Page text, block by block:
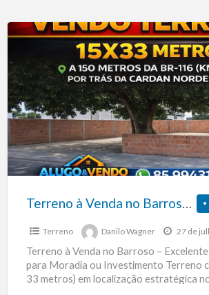
(KM
–
Fortaleza
–
CE
Terreno
Venda
no
Barroso-
KM
08
da
BR-
116,
Rua
Rosita,
Terreno à Venda no Barroso-KM 08 da BR-116, situado na Rua Rosita, S/N, a apenas 150 metros da BR-116, atrás da CARDAN Nordeste
Terreno Danilo Wagner 27 de
Terreno à Venda no Barroso –
para Moradia ou Investimento Terreno
33 metros) em localização estratégica